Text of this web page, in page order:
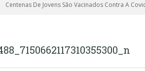
Centenas De Jovens São Vacinados Contra A